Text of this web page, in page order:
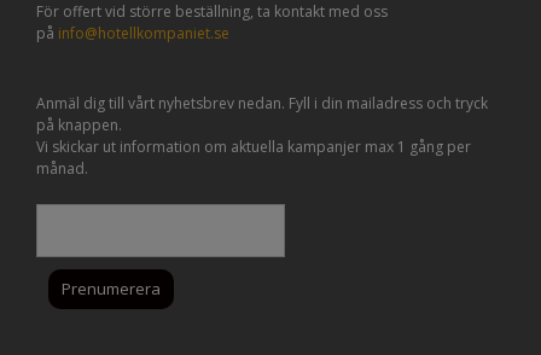
För offert vid större beställning, ta kontakt med oss
på info@hotellkompaniet.se
Anmäl dig till vårt nyhetsbrev nedan. Fyll i din mailadress och tryck
på knappen.
Vi skickar ut information om aktuella kampanjer max 1 gång per
månad.